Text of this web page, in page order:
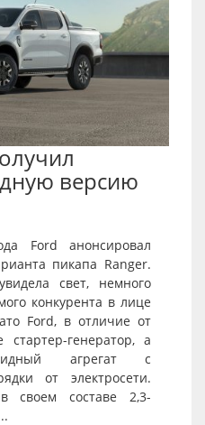
версию
Ford анонсировал
пикапа Ranger.
свет, немного
конкурента в лице
Ford, в отличие от
стартер-генератор, а
агрегат с
от электросети.
своем составе 2,3-